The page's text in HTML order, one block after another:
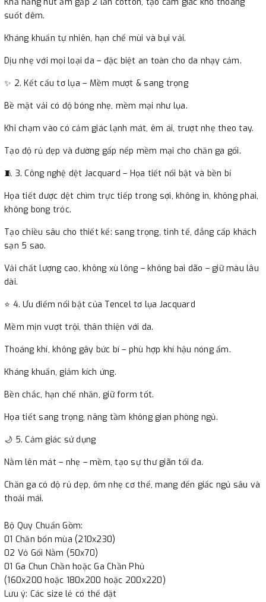
chuyên nghiệp, luôn sẵn sàng cung cấp dịch vụ và trải nghiệm
Lựa chọn Ant Bedding bạn sẽ luôn có những đêm ngon giấc.
Ant Bedding - chăn ga gối đệm sợi tự nhiên chuẩn Hàn Quốc
Hotline: 0989.586.879 / 0915.048.886
Email: antquocte@gmail.com
Hệ thống showroom:
1. L2-31 Vincom Mega Mall Smart City, Tây Mỗ, Nam Từ Liêm, Hà
Nội - 0915.048.880
2. BigC Thăng Long - 222 Trần Duy Hưng, Trung Hoà, Hà Nội -
0915.048.878
3. Tầng 4, TTTM Lotte Department Store, 54 Liễu Giai, Ba Đình,
Hà Nội - 0915.04.2121
Thụy, Long Biên, Hà Nội - 0915.048.882
5. T8 Vincom Mega Mall Time City, 458 Minh Khai, Hai Bà Trưng,
Hà Nội - 0915.048.883
Hà Nội - 0915.048.885
7. B1-09 Vincom Bắc Từ Liêm, 234 Phạm Văn Đồng, Cổ Nhuế, Bắc
8. Tầng B1/G TTTM The Garden, KĐT Mễ Trì, Nam Từ Liêm, Hà
Nội - 0915.048.879
suốt đêm.
Kháng khuẩn tự nhiên, hạn chế mùi và bụi vải.
Dịu nhẹ với mọi loại da – đặc biệt an toàn cho da nhạy cảm.
✨ 2. Kết cấu tơ lụa – Mềm mượt & sang trọng
Bề mặt vải có độ bóng nhẹ, mềm mại như lụa.
Khi chạm vào có cảm giác lạnh mát, êm ái, trượt nhẹ theo tay.
Tạo độ rủ đẹp và đường gấp nếp mềm mại cho chăn ga gối.
🧵 3. Công nghệ dệt Jacquard – Họa tiết nổi bật và bền bỉ
Họa tiết được dệt chìm trực tiếp trong sợi, không in, không phai,
không bong tróc.
Tạo chiều sâu cho thiết kế: sang trọng, tinh tế, đẳng cấp khách
sạn 5 sao.
Vải chất lượng cao, không xù lông – không bai dão – giữ màu lâu
dài.
⭐ 4. Ưu điểm nổi bật của Tencel tơ lụa Jacquard
Mềm mịn vượt trội, thân thiện với da.
Thoáng khí, không gây bức bí – phù hợp khí hậu nóng ẩm.
Kháng khuẩn, giảm kích ứng.
Bền chắc, hạn chế nhăn, giữ form tốt.
Họa tiết sang trọng, nâng tầm không gian phòng ngủ.
🌙 5. Cảm giác sử dụng
Nằm lên mát – nhẹ – mềm, tạo sự thư giãn tối đa.
Chăn ga có độ rủ đẹp, ôm nhẹ cơ thể, mang đến giấc ngủ sâu và
thoải mái.
Bộ Quy Chuẩn Gồm:
01 Chăn bốn mùa (210x230)
02 Vỏ Gối Nằm (50x70)
01 Ga Chun Chần hoặc Ga Chần Phủ
(160x200 hoặc 180x200 hoặc 200x220)
Lưu ý: Các size lẻ có thể đặt